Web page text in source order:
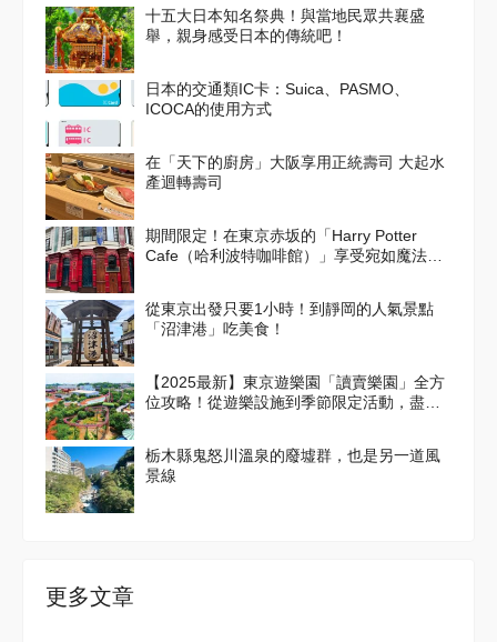
十五大日本知名祭典！與當地民眾共襄盛
舉，親身感受日本的傳統吧！
日本的交通類IC卡：Suica、PASMO、
ICOCA的使用方式
在「天下的廚房」大阪享用正統壽司 大起水
產迴轉壽司
期間限定！在東京赤坂的「Harry Potter
Cafe（哈利波特咖啡館）」享受宛如魔法般
從東京出發只要1小時！到靜岡的人氣景點
「沼津港」吃美食！
【2025最新】東京遊樂園「讀賣樂園」全方
位攻略！從遊樂設施到季節限定活動，盡情
栃木縣鬼怒川溫泉的廢墟群，也是另一道風
景線
更多文章